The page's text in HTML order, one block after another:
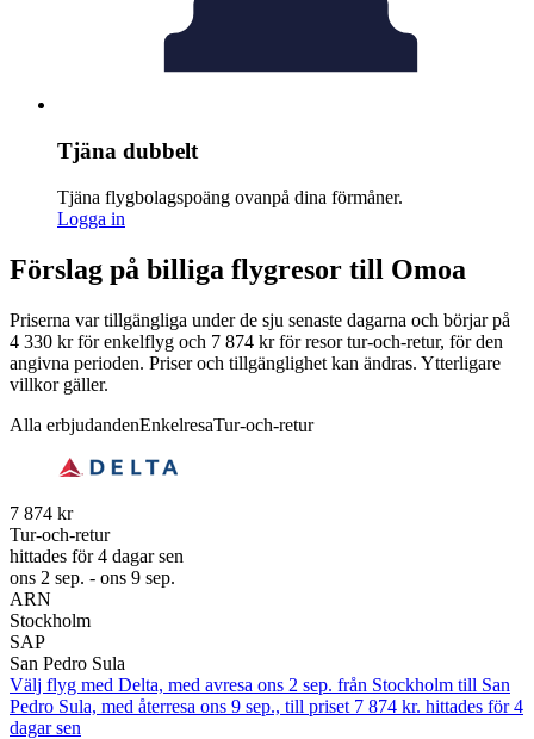
Tjäna dubbelt
Tjäna flygbolagspoäng ovanpå dina förmåner.
Logga in
Förslag på billiga flygresor till Omoa
Priserna var tillgängliga under de sju senaste dagarna och börjar på
4 330 kr för enkelflyg och 7 874 kr för resor tur-och-retur, för den
angivna perioden. Priser och tillgänglighet kan ändras. Ytterligare
villkor gäller.
Alla erbjudandenEnkelresaTur-och-retur
7 874 kr
Tur-och-retur
hittades för 4 dagar sen
ons 2 sep. - ons 9 sep.
ARN
Stockholm
SAP
San Pedro Sula
Välj flyg med Delta, med avresa ons 2 sep. från Stockholm till San
Pedro Sula, med återresa ons 9 sep., till priset 7 874 kr. hittades för 4
dagar sen